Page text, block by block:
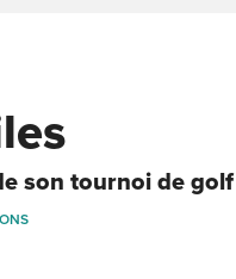
son tournoi de golf